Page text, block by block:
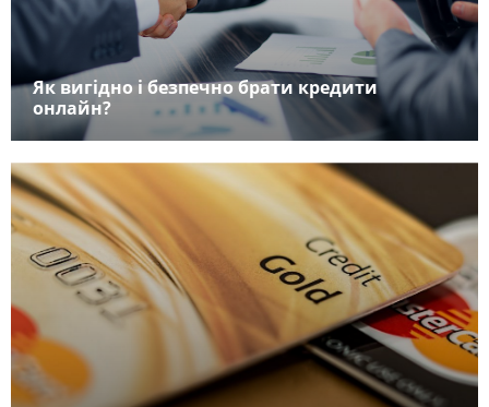
Як вигідно і безпечно брати кредити
онлайн?